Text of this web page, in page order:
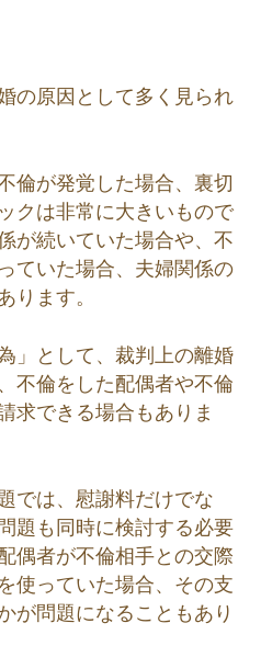
の原因として多く見られ
倫が発覚した場合、裏切
クは非常に大きいもので
が続いていた場合や、不
ていた場合、夫婦関係の
ります。
」として、裁判上の離婚
不倫をした配偶者や不倫
求できる場合もありま
では、慰謝料だけでな
題も同時に検討する必要
偶者が不倫相手との交際
使っていた場合、その支
が問題になることもあり